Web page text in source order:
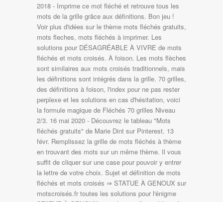
2018 - Imprime ce mot fléché et retrouve tous les
mots de la grille grâce aux définitions. Bon jeu !
Voir plus d'idées sur le thème mots fléchés gratuits,
mots fleches, mots fléchés à imprimer. Les
solutions pour DÉSAGRÉABLE À VIVRE de mots
fléchés et mots croisés. À foison. Les mots flèches
sont similaires aux mots croisés traditionnels, mais
les définitions sont intégrés dans la grille. 70 grilles,
des définitions à foison, l'index pour ne pas rester
perplexe et les solutions en cas d'hésitation, voici
la formule magique de Fléchés 70 grilles Niveau
2/3. 16 mai 2020 - Découvrez le tableau "Mots
fléchés gratuits" de Marie Dint sur Pinterest. 13
févr. Remplissez la grille de mots fléchés à thème
en trouvant des mots sur un même thème. Il vous
suffit de cliquer sur une case pour pouvoir y entrer
la lettre de votre choix. Sujet et définition de mots
fléchés et mots croisés ⇒ STATUE À GENOUX sur
motscroisés.fr toutes les solutions pour l'énigme